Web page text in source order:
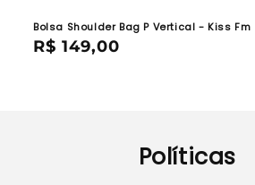
Bolsa Shoulder Bag P Vertical - Kiss Fm
Preço
R$ 149,00
Políticas